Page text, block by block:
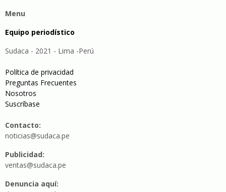
Menu
Equipo periodístico
Sudaca - 2021 - Lima -Perú
Política de privacidad
Preguntas Frecuentes
Nosotros
Suscríbase
Contacto:
noticias@sudaca.pe
Publicidad:
ventas@sudaca.pe
Denuncia aquí: